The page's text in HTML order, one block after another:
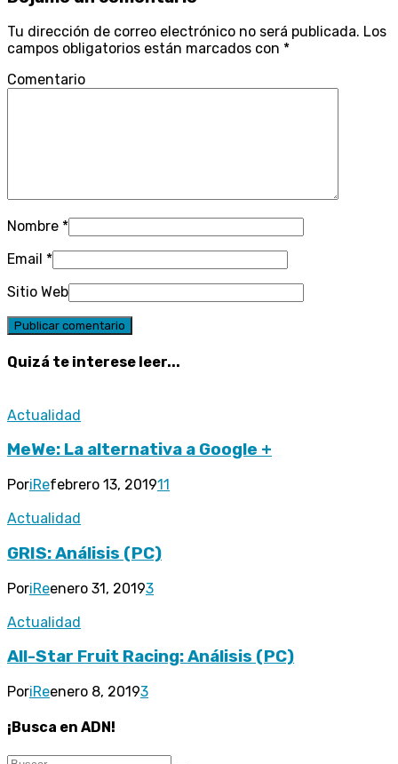
Tu dirección de correo electrónico no será publicada. Los
campos obligatorios están marcados con *
Comentario
Nombre *
Email *
Sitio Web
Quizá te interese leer...
Actualidad
MeWe: La alternativa a Google +
PoriRefebrero 13, 201911
Actualidad
GRIS: Análisis (PC)
PoriReenero 31, 20193
Actualidad
All-Star Fruit Racing: Análisis (PC)
PoriReenero 8, 20193
¡Busca en ADN!